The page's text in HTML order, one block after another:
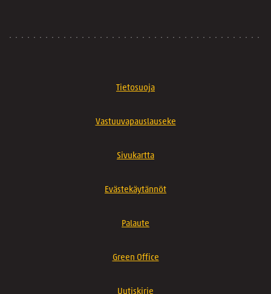
Tietosuoja
Vastuuvapauslauseke
Sivukartta
Evästekäytännöt
Palaute
Green Office
Uutiskirje